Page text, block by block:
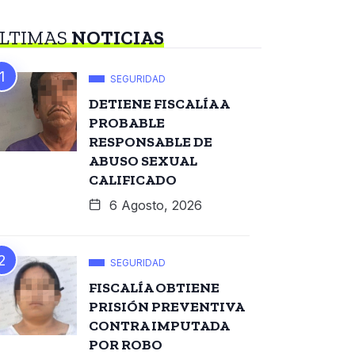
NOTICIAS
SEGURIDAD
DETIENE FISCALÍA A
PROBABLE
RESPONSABLE DE
ABUSO SEXUAL
CALIFICADO
6 Agosto, 2026
SEGURIDAD
FISCALÍA OBTIENE
PRISIÓN PREVENTIVA
CONTRA IMPUTADA
POR ROBO